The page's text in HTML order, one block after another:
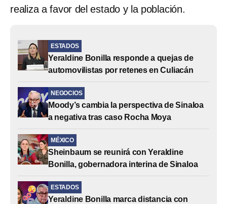
realiza a favor del estado y la población.
ESTADOS
Yeraldine Bonilla responde a quejas de
automovilistas por retenes en Culiacán
NEGOCIOS
Moody’s cambia la perspectiva de Sinaloa
a negativa tras caso Rocha Moya
MÉXICO
Sheinbaum se reunirá con Yeraldine
Bonilla, gobernadora interina de Sinaloa
ESTADOS
Yeraldine Bonilla marca distancia con